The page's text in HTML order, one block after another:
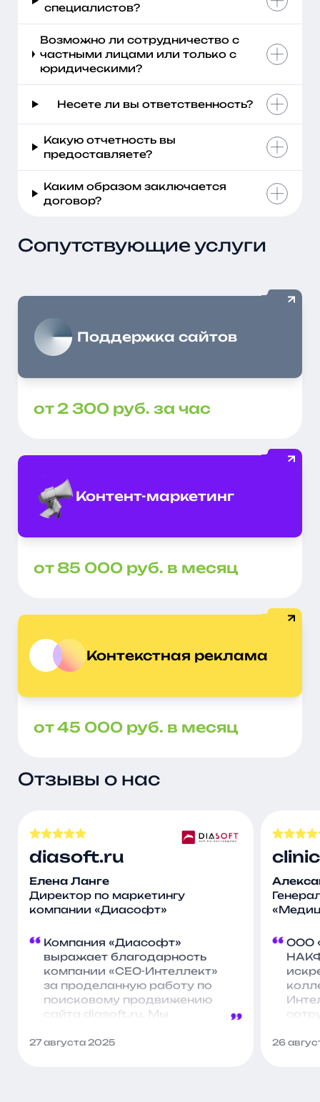
специалистов?
Возможно ли сотрудничество с
частными лицами или только с
юридическими?
Несете ли вы ответственность?
Какую отчетность вы
предоставляете?
Каким образом заключается
договор?
Сопутствующие услуги
Поддержка сайтов
от 2 300 руб. за час
Контент-маркетинг
от 85 000 руб. в месяц
Контекстная реклама
от 45 000 руб. в месяц
Отзывы о нас
diasoft.ru
Елена Ланге
Директор по маркетингу
компании «Диасофт»
Компания «Диасофт»
выражает благодарность
компании «СЕО-Интеллект»
за проделанную работу по
поисковому продвижению
сайта diasoft.ru. Мы
динамику по ряду ключевых
27 августа 2025
ООО
26